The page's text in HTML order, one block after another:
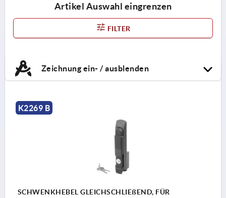
Artikel Auswahl eingrenzen
FILTER
Zeichnung ein- / ausblenden
K2269 B
SCHWENKHEBEL GLEICHSCHLIEßEND, FÜR